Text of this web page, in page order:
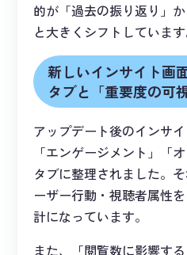
的が「過去の振り返り」
と大きくシフトしています
新しいインサイト
タブと「重要度の可
アップデート後のインサイ
「エンゲージメント」「
タブに整理されました。
ーザー行動・視聴者属性
計になっています。
また、「閲覧数に影響す